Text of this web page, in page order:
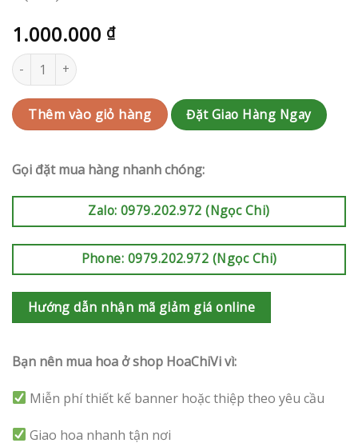
1.000.000 ₫
Lan Hồ Điệp Mừng Khai Trương Phú Nhuận | QC-LKT31 số
Thêm vào giỏ hàng Đặt Giao Hàng Ngay
Gọi đặt mua hàng nhanh chóng:
Zalo: 0979.202.972 (Ngọc Chi)
Phone: 0979.202.972 (Ngọc Chi)
Hướng dẫn nhận mã giảm giá online
Bạn nên mua hoa ở shop HoaChiVi vì:
Miễn phí thiết kế banner hoặc thiệp theo yêu cầu
Giao hoa nhanh tận nơi